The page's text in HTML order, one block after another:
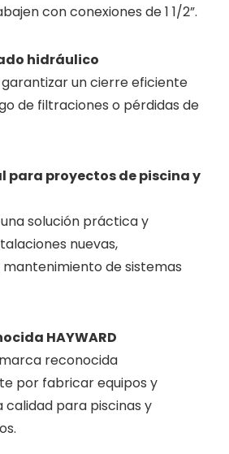
con conexiones de 1 1/2”.
hidráulico
garantizar un cierre eficiente
de filtraciones o pérdidas de
para proyectos de piscina y
solución práctica y
nuevas,
de sistemas
HAYWARD
reconocida
por fabricar equipos y
para piscinas y